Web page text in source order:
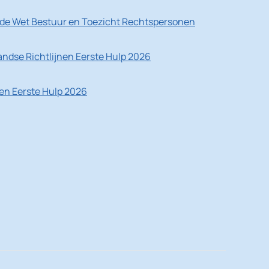
Wet Bestuur en Toezicht Rechtspersonen
Richtlijnen Eerste Hulp 2026
Eerste Hulp 2026